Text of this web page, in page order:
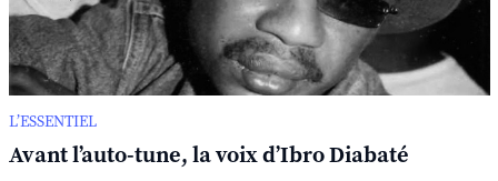
L’ESSENTIEL
Avant l’auto-tune, la voix d’Ibro Diabaté